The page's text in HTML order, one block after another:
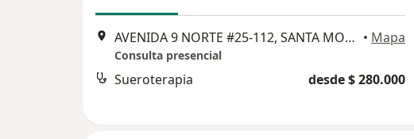
AVENIDA 9 NORTE #25-112, SANTA MONICA RESIDENCIAL, Cali • Mapa
Consulta presencial
Sueroterapia desde $ 280.000